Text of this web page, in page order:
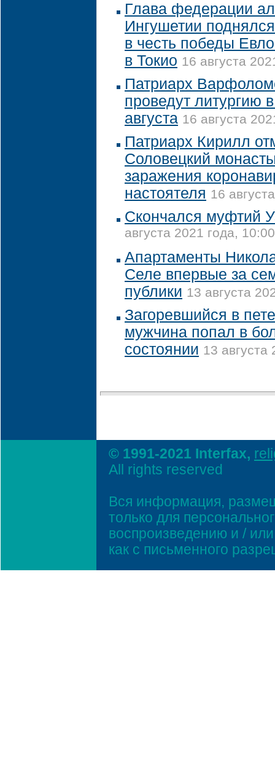
Глава федерации
Ингушетии
в честь победы
в Токио 16 августа
Патриарх
проведут литургию
августа 16 августа
Патриарх Кирилл
Соловецкий
заражения
настоятеля 16
Скончался муфтий
августа 2021 года, 10:00
Апартаменты
Селе впервые за
публики 13 августа
Загоревшийся в
мужчина попал в
состоянии 13 августа
© 1991-2021 Interfax,
All rights reserved
Вся информация,
только для
воспроизведению и /
как с письменного